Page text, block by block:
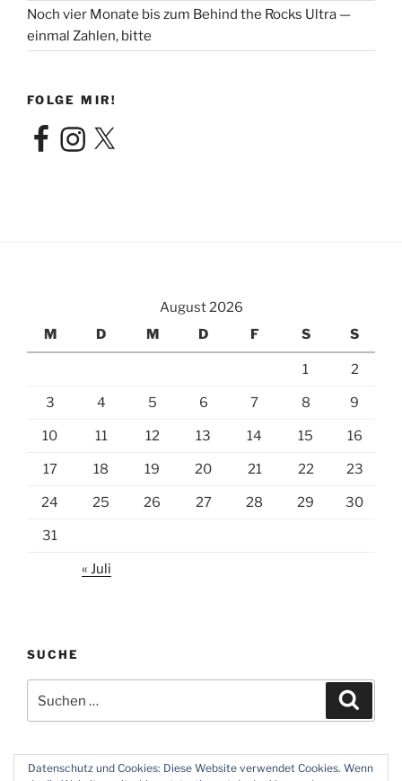
Noch vier Monate bis zum Behind the Rocks Ultra —
einmal Zahlen, bitte
FOLGE MIR!
FacebookInstagram
X
August 2026
M
D M D F S S
1 2
3 4 5 6 7 8 9
10 11 12 13 14 15 16
17 18 19 20 21 22 23
24 25 26 27 28 29 30
31
« Juli
SUCHE
nach:
Datenschutz und Cookies: Diese Website verwendet Cookies. Wenn